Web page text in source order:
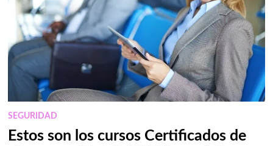
SEGURIDAD
Estos son los cursos Certificados de